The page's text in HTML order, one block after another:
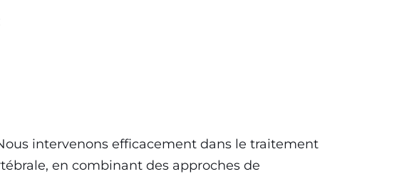
intervenons efficacement dans le traitement
en combinant des approches de